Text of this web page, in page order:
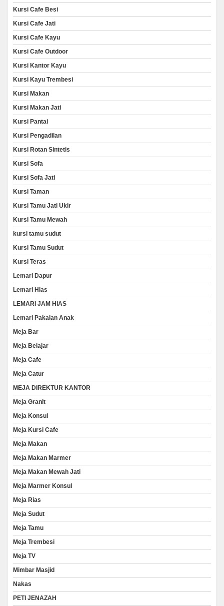
Kursi Cafe Besi
Kursi Cafe Jati
Kursi Cafe Kayu
Kursi Cafe Outdoor
Kursi Kantor Kayu
Kursi Kayu Trembesi
Kursi Makan
Kursi Makan Jati
Kursi Pantai
Kursi Pengadilan
Kursi Rotan Sintetis
Kursi Sofa
Kursi Sofa Jati
Kursi Taman
Kursi Tamu Jati Ukir
Kursi Tamu Mewah
kursi tamu sudut
Kursi Tamu Sudut
Kursi Teras
Lemari Dapur
Lemari Hias
LEMARI JAM HIAS
Lemari Pakaian Anak
Meja Bar
Meja Belajar
Meja Cafe
Meja Catur
MEJA DIREKTUR KANTOR
Meja Granit
Meja Konsul
Meja Kursi Cafe
Meja Makan
Meja Makan Marmer
Meja Makan Mewah Jati
Meja Marmer Konsul
Meja Rias
Meja Sudut
Meja Tamu
Meja Trembesi
Meja TV
Mimbar Masjid
Nakas
PETI JENAZAH